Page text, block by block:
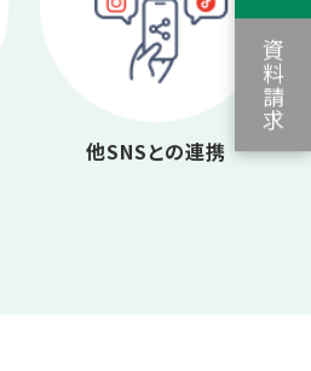
他SNSとの連携
資料請求